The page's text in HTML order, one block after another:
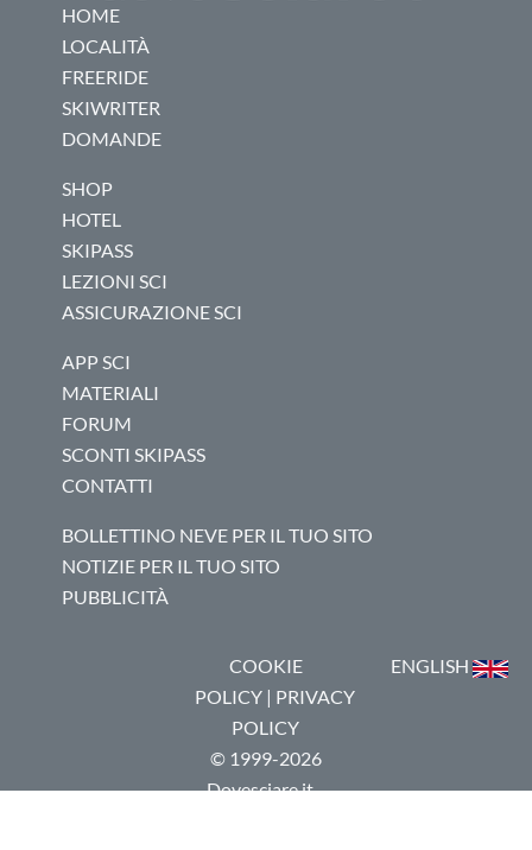
HOME
LOCALITÀ
FREERIDE
SKIWRITER
DOMANDE
SHOP
HOTEL
SKIPASS
LEZIONI SCI
ASSICURAZIONE SCI
APP SCI
MATERIALI
FORUM
SCONTI SKIPASS
CONTATTI
BOLLETTINO NEVE PER IL TUO SITO
NOTIZIE PER IL TUO SITO
PUBBLICITÀ
COOKIE
POLICY| PRIVACY
POLICY
© 1999-2026
Dovesciare.it -
ENGLISH